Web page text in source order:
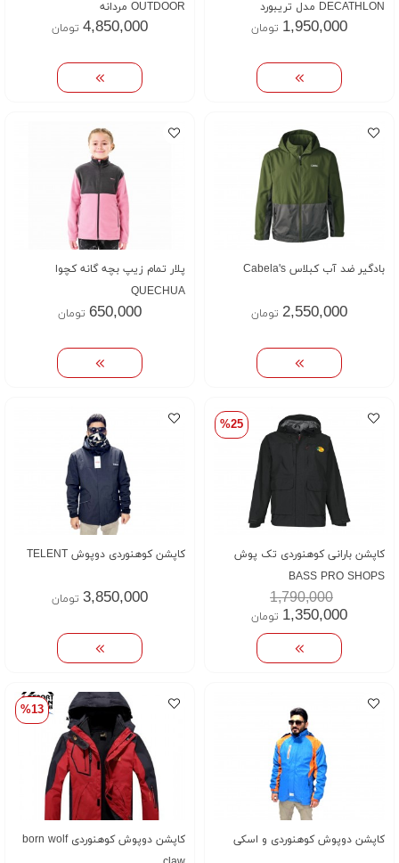
DECATHLON مدل تریبورد
TRIBORD
1,950,000 تومان
OUTDOOR مردانه
4,850,000 تومان
بادگیر ضد آب کبلاس Cabela's
2,550,000 تومان
پلار تمام زیپ بچه گانه کچوا
QUECHUA
650,000 تومان
%25
کاپشن بارانی کوهنوردی تک پوش
BASS PRO SHOPS
1,790,000
1,350,000 تومان
کاپشن کوهنوردی دوپوش TELENT
3,850,000 تومان
کاپشن دوپوش کوهنوردی و اسکی
%13
کاپشن دوپوش کوهنوردی born wolf